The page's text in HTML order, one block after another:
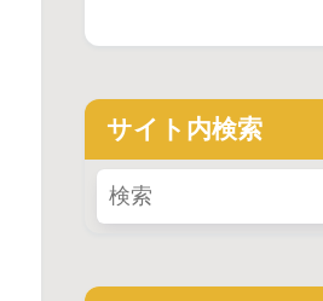
サイト内検索